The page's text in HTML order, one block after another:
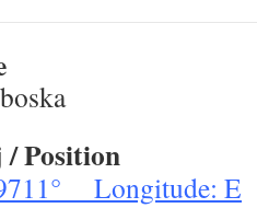
Position
Longitude: E